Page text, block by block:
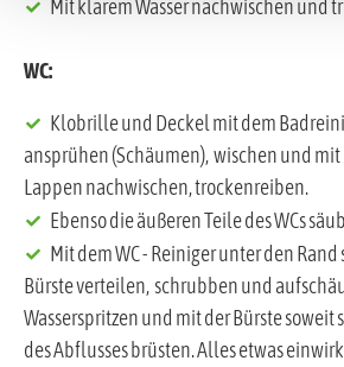
Mit klarem Wasser nachwischen und
WC:
Klobrille und Deckel mit dem
ansprühen (Schäumen), wischen und
Lappen nachwischen, trockenreiben.
Ebenso die äußeren Teile des WCs
Mit dem WC - Reiniger unter den
Bürste verteilen, schrubben und
Wasserspritzen und mit der Bürste soweit
des Abflusses brüsten. Alles etwas